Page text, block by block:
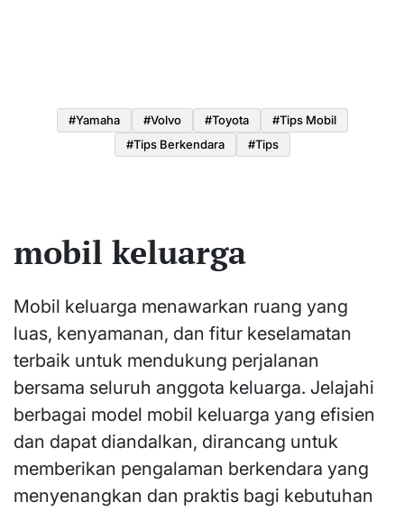
#yamaha #volvo #toyota
#tips Mobil
#tips Berkendara
#tips
mobil keluarga
Mobil keluarga menawarkan ruang yang
luas, kenyamanan, dan fitur keselamatan
terbaik untuk mendukung perjalanan
bersama seluruh anggota keluarga. Jelajahi
berbagai model mobil keluarga yang efisien
dan dapat diandalkan, dirancang untuk
memberikan pengalaman berkendara yang
menyenangkan dan praktis bagi kebutuhan